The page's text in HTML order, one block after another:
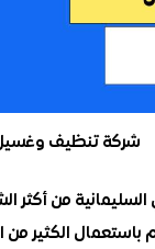
شركة تنظيف وغسيل
من أكثر
باستعمال الكثير